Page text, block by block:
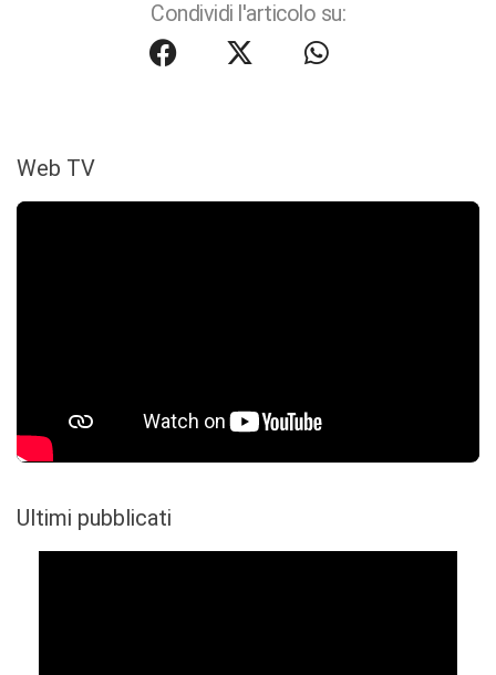
Condividi l'articolo su:
Web TV
Ultimi pubblicati